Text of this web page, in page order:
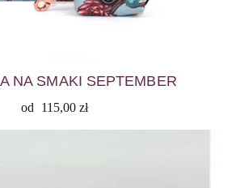
NA SMAKI SEPTEMBER
od 115,00zł